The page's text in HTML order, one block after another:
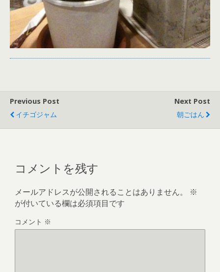
Previous Post
イチゴジャム
Next Post
朝ごはん
コメントを残す
メールアドレスが公開されることはありません。
※
が付いている欄は必須項目です
コメント ※